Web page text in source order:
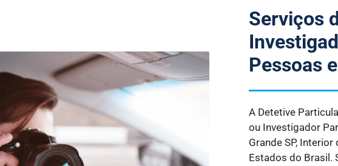
Serviços
Pessoas
A Detetive
ou Investigador
Grande SP,
Estados do Brasil.